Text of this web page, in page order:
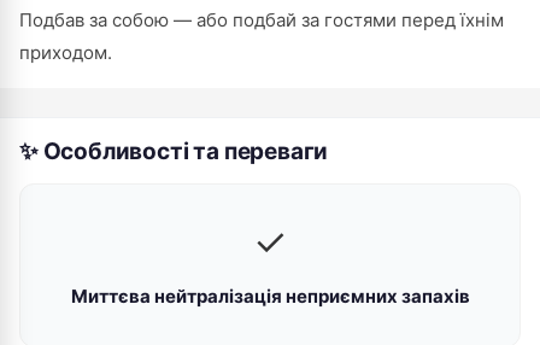
Подбав за собою — або подбай за гостями перед їхнім
приходом.
✨ Особливості та переваги
✓
Миттєва нейтралізація неприємних запахів